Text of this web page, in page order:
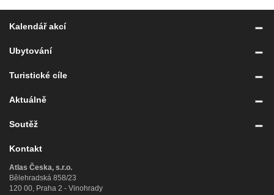
Kalendář akcí
Ubytování
Turistické cíle
Aktuálně
Soutěž
Kontakt
Atlas Česka, s.r.o.
Bělehradská 858/23
120 00, Praha 2 - Vinohrady